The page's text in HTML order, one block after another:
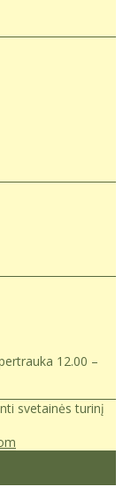
12.00 –
svetainės turinį